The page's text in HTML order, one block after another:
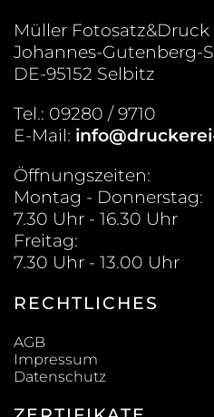
Müller
Johannes-Gutenberg-
DE-95152 Selbitz
Tel.: 09280 / 9710
E-Mail:
Öffnungszeiten:
Montag - Donnerstag:
7.30 Uhr - 16.30 Uhr
Freitag:
7.30 Uhr - 13.00 Uhr
RECHTLICHES
AGB
Impressum
Datenschutz